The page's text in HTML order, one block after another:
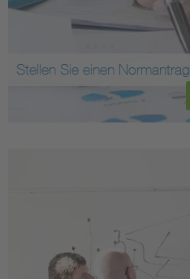
Stellen Sie einen Normantrag